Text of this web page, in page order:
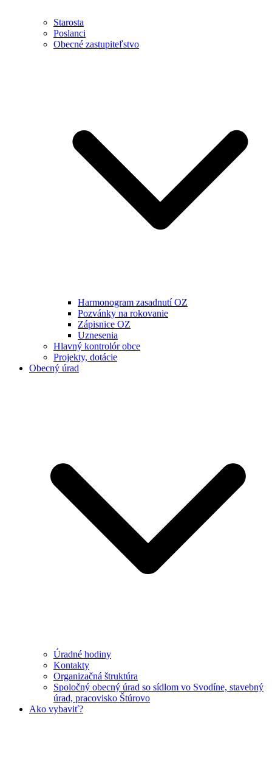
Starosta
Poslanci
Obecné zastupiteľstvo
Harmonogram zasadnutí OZ
Pozvánky na rokovanie
Zápisnice OZ
Uznesenia
Hlavný kontrolór obce
Projekty, dotácie
Obecný úrad
Úradné hodiny
Kontakty
Organizačná štruktúra
Spoločný obecný úrad so sídlom vo Svodíne, stavebný
úrad, pracovisko Štúrovo
Ako vybaviť?